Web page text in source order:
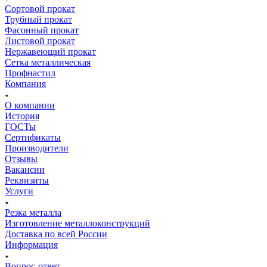
Сортовой прокат
Трубный прокат
Фасонный прокат
Листовой прокат
Нержавеющий прокат
Сетка металлическая
Профнастил
Компания
О компании
История
ГОСТы
Сертификаты
Производители
Отзывы
Вакансии
Реквизиты
Услуги
Резка металла
Изготовление металлоконструкций
Доставка по всей России
Информация